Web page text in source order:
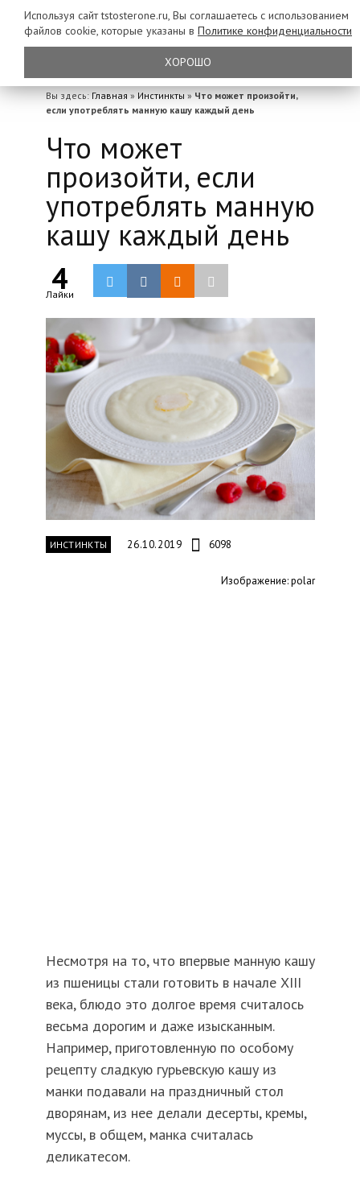
Вы здесь: Главная » Инстинкты » Что может произойти,
если употреблять манную кашу каждый день
Что может
произойти, если
употреблять манную
кашу каждый день
4
Лайки
ИНСТИНКТЫ 26.10.2019 6098
Изображение: polar
Несмотря на то, что впервые манную кашу
из пшеницы стали готовить в начале XIII
века, блюдо это долгое время считалось
весьма дорогим и даже изысканным.
Например, приготовленную по особому
рецепту сладкую гурьевскую кашу из
манки подавали на праздничный стол
дворянам, из нее делали десерты, кремы,
муссы, в общем, манка считалась
деликатесом.
Используя сайт tstosterone.ru, Вы соглашаетесь с использованием
файлов cookie, которые указаны в Политике конфиденциальности
ХОРОШО